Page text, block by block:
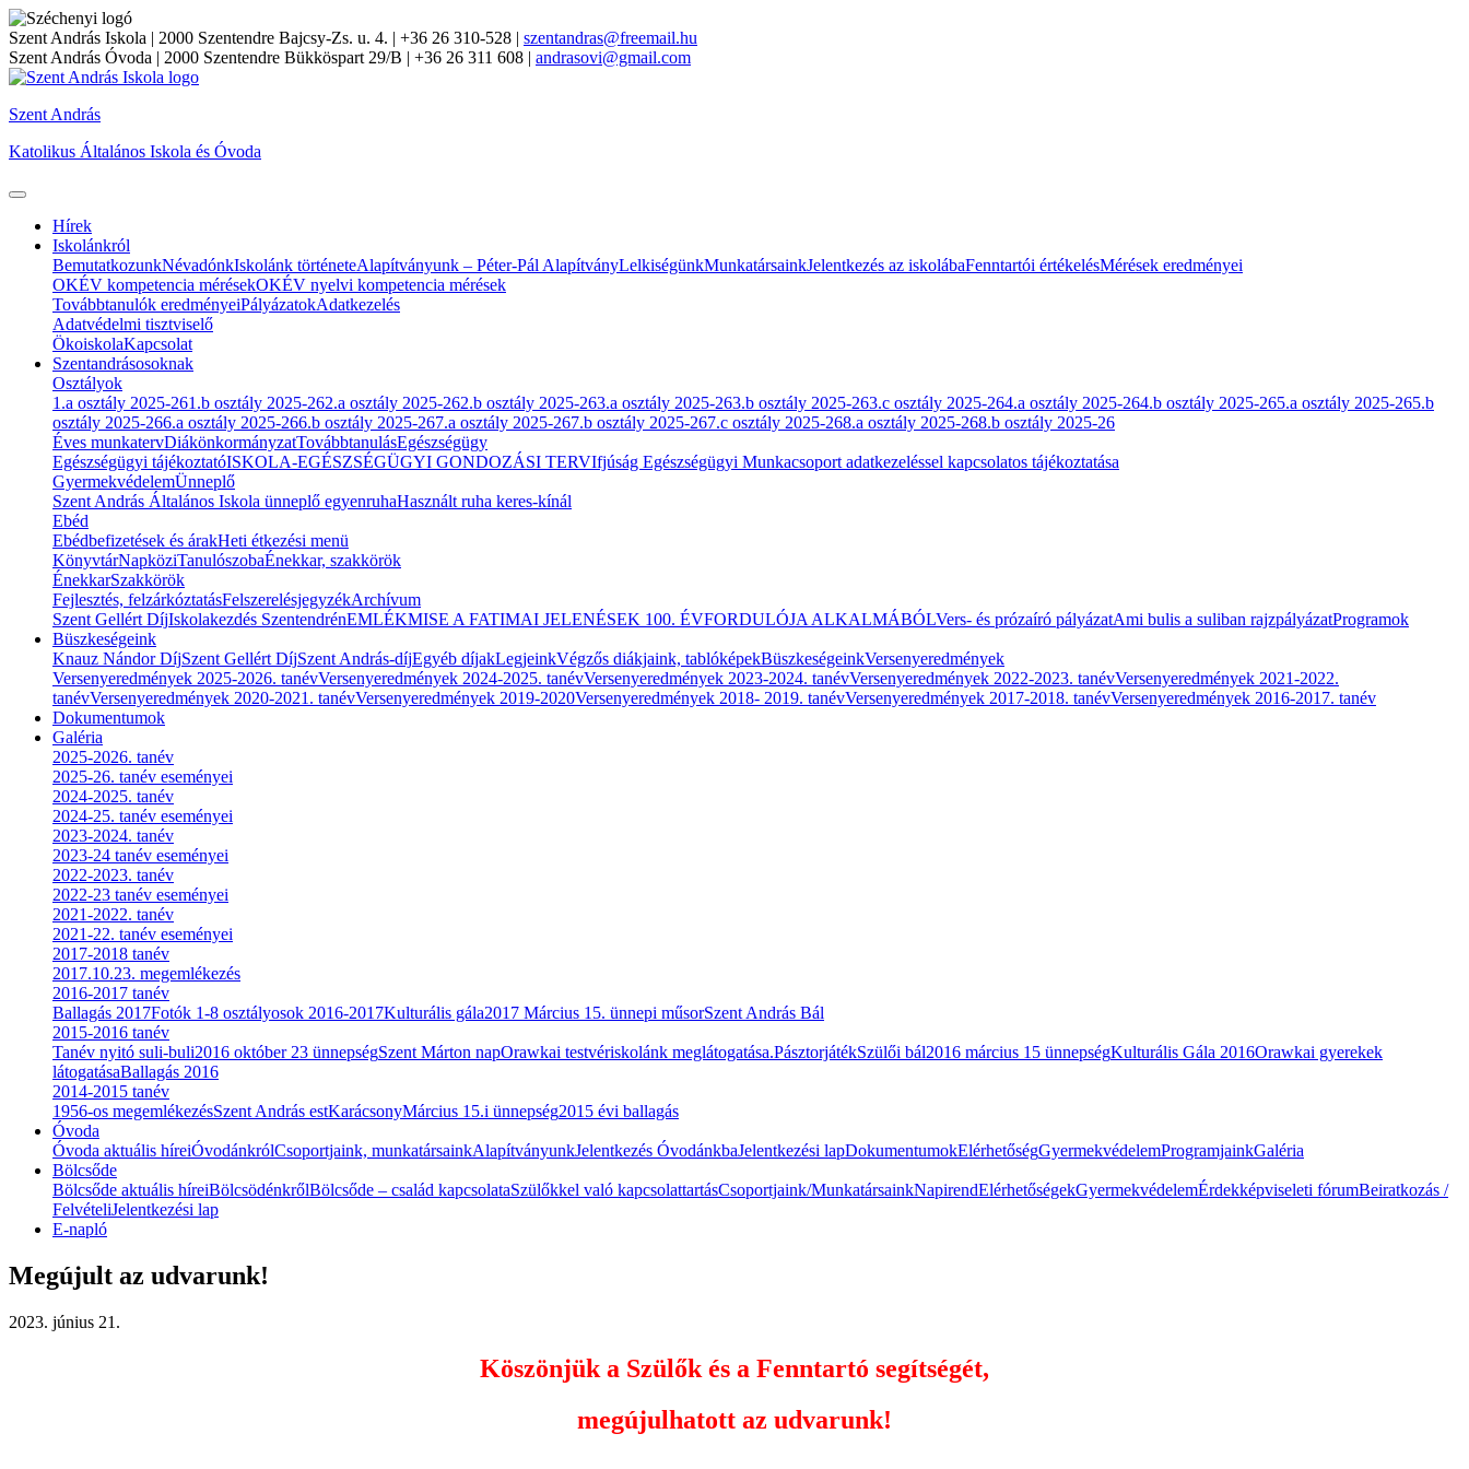
Szent András Iskola | 2000 Szentendre Bajcsy-Zs. u. 4. | +36 26 310-528 | szentandras@freemail.hu
Szent András Óvoda | 2000 Szentendre Bükköspart 29/B | +36 26 311 608 | andrasovi@gmail.com
Szent András
Katolikus Általános Iskola és Óvoda
Hírek
Iskolánkról
BemutatkozunkNévadónkIskolánk történeteAlapítványunk – Péter-Pál AlapítványLelkiségünkMunkatársainkJelentkezés az iskolábaFenntartói értékelésMérések eredményei
OKÉV kompetencia mérésekOKÉV nyelvi kompetencia mérések
Továbbtanulók eredményeiPályázatokAdatkezelés
Adatvédelmi tisztviselő
ÖkoiskolaKapcsolat
Szentandrásosoknak
Osztályok
1.a osztály 2025-261.b osztály 2025-262.a osztály 2025-262.b osztály 2025-263.a osztály 2025-263.b osztály 2025-263.c osztály 2025-264.a osztály 2025-264.b osztály 2025-265.a osztály 2025-265.b
osztály 2025-266.a osztály 2025-266.b osztály 2025-267.a osztály 2025-267.b osztály 2025-267.c osztály 2025-268.a osztály 2025-268.b osztály 2025-26
Éves munkatervDiákönkormányzatTovábbtanulásEgészségügy
Egészségügyi tájékoztatóISKOLA-EGÉSZSÉGÜGYI GONDOZÁSI TERVIfjúság Egészségügyi Munkacsoport adatkezeléssel kapcsolatos tájékoztatása
GyermekvédelemÜnneplő
Szent András Általános Iskola ünneplő egyenruhaHasznált ruha keres-kínál
Ebéd
Ebédbefizetések és árakHeti étkezési menü
KönyvtárNapköziTanulószobaÉnekkar, szakkörök
ÉnekkarSzakkörök
Fejlesztés, felzárkóztatásFelszerelésjegyzékArchívum
Szent Gellért DíjIskolakezdés SzentendrénEMLÉKMISE A FATIMAI JELENÉSEK 100. ÉVFORDULÓJA ALKALMÁBÓLVers- és prózaíró pályázatAmi bulis a suliban rajzpályázatProgramok
Büszkeségeink
Knauz Nándor DíjSzent Gellért DíjSzent András-díjEgyéb díjakLegjeinkVégzős diákjaink, tablóképekBüszkeségeinkVersenyeredmények
Versenyeredmények 2025-2026. tanévVersenyeredmények 2024-2025. tanévVersenyeredmények 2023-2024. tanévVersenyeredmények 2022-2023. tanévVersenyeredmények 2021-2022.
tanévVersenyeredmények 2020-2021. tanévVersenyeredmények 2019-2020Versenyeredmények 2018- 2019. tanévVersenyeredmények 2017-2018. tanévVersenyeredmények 2016-2017. tanév
Dokumentumok
Galéria
2025-2026. tanév
2025-26. tanév eseményei
2024-2025. tanév
2024-25. tanév eseményei
2023-2024. tanév
2023-24 tanév eseményei
2022-2023. tanév
2022-23 tanév eseményei
2021-2022. tanév
2021-22. tanév eseményei
2017-2018 tanév
2017.10.23. megemlékezés
2016-2017 tanév
Ballagás 2017Fotók 1-8 osztályosok 2016-2017Kulturális gála2017 Március 15. ünnepi műsorSzent András Bál
2015-2016 tanév
Tanév nyitó suli-buli2016 október 23 ünnepségSzent Márton napOrawkai testvériskolánk meglátogatása.PásztorjátékSzülői bál2016 március 15 ünnepségKulturális Gála 2016Orawkai gyerekek
látogatásaBallagás 2016
2014-2015 tanév
1956-os megemlékezésSzent András estKarácsonyMárcius 15.i ünnepség2015 évi ballagás
Óvoda
Óvoda aktuális híreiÓvodánkrólCsoportjaink, munkatársainkAlapítványunkJelentkezés ÓvodánkbaJelentkezési lapDokumentumokElérhetőségGyermekvédelemProgramjainkGaléria
Bölcsőde
Bölcsőde aktuális híreiBölcsödénkrőlBölcsőde – család kapcsolataSzülőkkel való kapcsolattartásCsoportjaink/MunkatársainkNapirendElérhetőségekGyermekvédelemÉrdekképviseleti fórumBeiratkozás /
FelvételiJelentkezési lap
E-napló
Megújult az udvarunk!
2023. június 21.
Köszönjük a Szülők és a Fenntartó segítségét,
megújulhatott az udvarunk!